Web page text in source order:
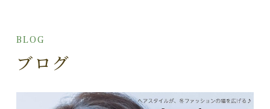
BLOG
ブログ